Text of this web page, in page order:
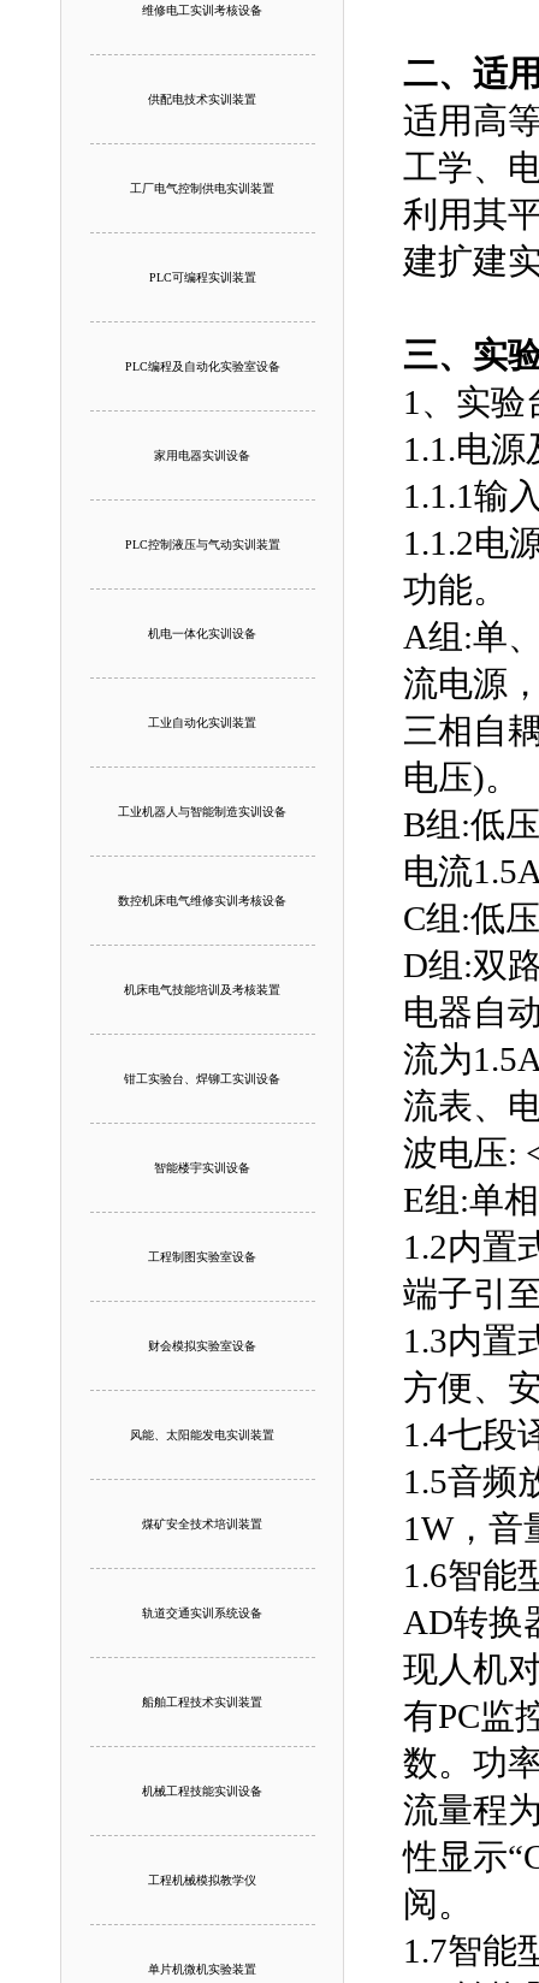
维修电工实训考核设备
供配电技术实训装置
工厂电气控制供电实训装置
PLC可编程实训装置
PLC编程及自动化实验室设备
家用电器实训设备
PLC控制液压与气动实训装置
机电一体化实训设备
工业自动化实训装置
工业机器人与智能制造实训设备
数控机床电气维修实训考核设备
机床电气技能培训及考核装置
钳工实验台、焊铆工实训设备
智能楼宇实训设备
工程制图实验室设备
财会模拟实验室设备
风能、太阳能发电实训装置
煤矿安全技术培训装置
轨道交通实训系统设备
船舶工程技术实训装置
机械工程技能实训设备
工程机械模拟教学仪
单片机微机实验装置
二、适
适用高
工学、
利用其
建扩建
三、实
1、实验
1.1.电源
1.1.1输
1.1.2电
功能。
A组:单
流电源
三相自
电压)。
B组:低
电流
C组:低
D组:双
电器自
流为
流表、
波电压:
E组:单
1.2内置
端子引
1.3内置
方便、
1.4七段
1.5音频
1W，音
1.6智能
AD转换
现人机
有PC监
数。功
流量程
性显示
阅。
1.7智能